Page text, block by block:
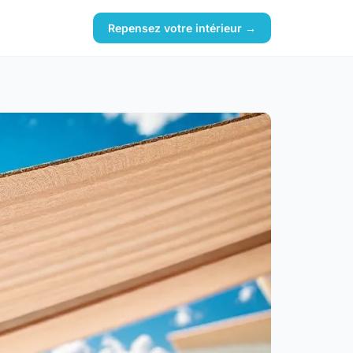
Repensez votre intérieur →